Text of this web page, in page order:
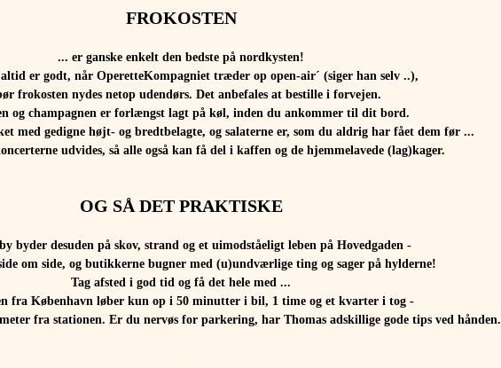
FROKOSTEN
... er ganske enkelt den bedste på nordkysten!
er godt, når OperetteKompagniet træder op open-air´ (siger han selv ..),
frokosten nydes netop udendørs. Det anbefales at bestille i forvejen.
og champagnen er forlængst lagt på køl, inden du ankommer til dit bord.
med gedigne højt- og bredtbelagte, og salaterne er, som du aldrig har fået dem før ...
udvides, så alle også kan få del i kaffen og de hjemmelavede (lag)kager.
OG SÅ DET PRAKTISKE
byder desuden på skov, strand og et uimodståeligt leben på Hovedgaden -
om side, og butikkerne bugner med (u)undværlige ting og sager på hylderne!
Tag afsted i god tid og få det hele med ...
fra København løber kun op i 50 minutter i bil, 1 time og et kvarter i tog -
fra stationen. Er du nervøs for parkering, har Thomas adskillige gode tips ved hånden.